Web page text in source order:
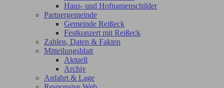
Haus- und Hofnamenschilder
Partnergemeinde
Gemeinde Reißeck
Festkonzert mit Reißeck
Zahlen, Daten & Fakten
Mitteilungsblatt
Aktuell
Archiv
Anfahrt & Lage